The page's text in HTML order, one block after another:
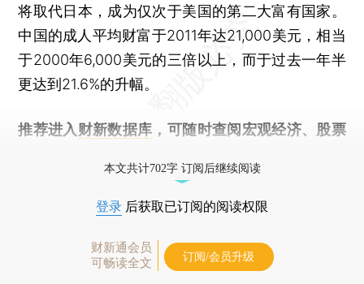
将取代日本，成为仅次于美国的第二大富有国家。
中国的成人平均财富于2011年达21,000美元，相当
于2000年6,000美元的三倍以上，而于过去一年半
更达到21.6%的升幅。
推荐进入 财新数据库 ，可随时查阅宏观经济、股票
本文共计702字 订阅后继续阅读
登录 后获取已订阅的阅读权限
财新通会员
可畅读全文
订阅/会员升级